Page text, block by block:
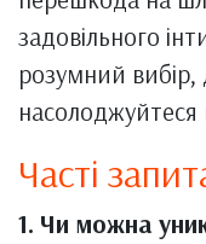
задовільного
розумний
Часті
1. Чи можна